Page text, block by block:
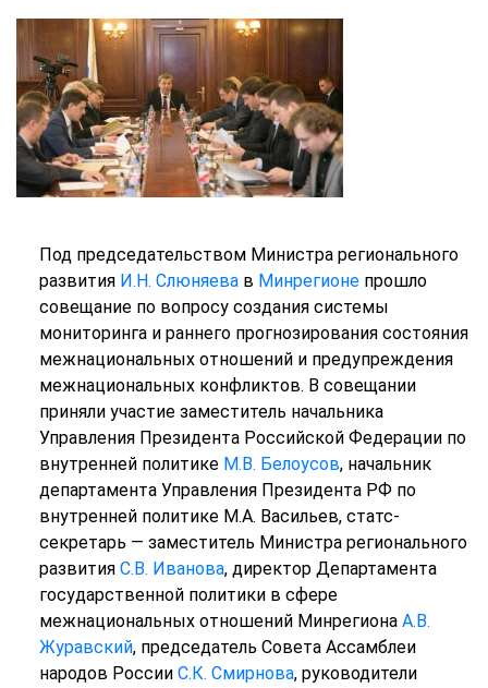
Под председательством Министра регионального
развития И.Н. Слюняевав Минрегионепрошло
совещание по вопросу создания системы
мониторинга и раннего прогнозирования состояния
межнациональных отношений и предупреждения
межнациональных конфликтов. В совещании
приняли участие заместитель начальника
Управления Президента Российской Федерации по
внутренней политике М.В. Белоусов, начальник
департамента Управления Президента РФ по
внутренней политике М.А. Васильев, статс-
секретарь — заместитель Министра регионального
развития С.В. Иванова, директор Департамента
государственной политики в сфере
межнациональных отношений Минрегиона А.В.
Журавский, председатель Совета Ассамблеи
народов России С.К. Смирнова, руководители